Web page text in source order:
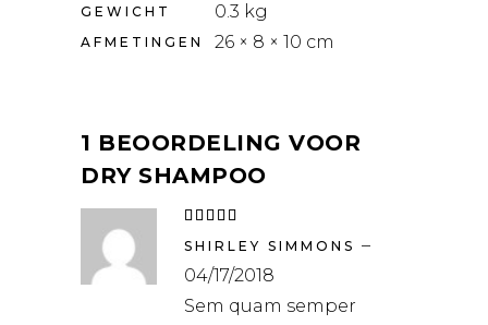
GEWICHT 0.3 kg
AFMETINGEN 26 × 8 × 10 cm
1 BEOORDELING VOOR
DRY SHAMPOO
5
SHIRLEY SIMMONS –
04/17/2018
Sem quam semper